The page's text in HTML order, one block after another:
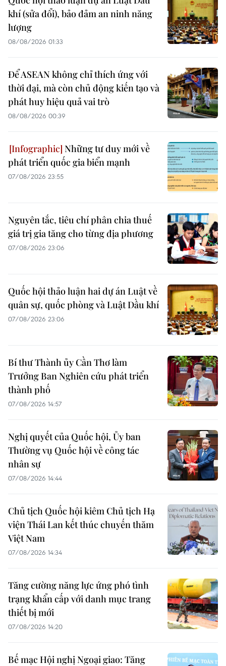
khí (sửa đổi), bảo đảm an ninh năng
lượng
08/08/2026 01:33
Để ASEAN không chỉ thích ứng với
thời đại, mà còn chủ động kiến tạo và
phát huy hiệu quả vai trò
08/08/2026 00:39
Những tư duy mới về
phát triển quốc gia biển mạnh
07/08/2026 23:55
Nguyên tắc, tiêu chí phân chia thuế
giá trị gia tăng cho từng địa phương
07/08/2026 23:06
Quốc hội thảo luận hai dự án Luật về
quân sự, quốc phòng và Luật Dầu khí
07/08/2026 23:06
Bí thư Thành ủy Cần Thơ làm
Trưởng Ban Nghiên cứu phát triển
thành phố
07/08/2026 14:57
Nghị quyết của Quốc hội, Ủy ban
Thường vụ Quốc hội về công tác
nhân sự
07/08/2026 14:44
Chủ tịch Quốc hội kiêm Chủ tịch Hạ
viện Thái Lan kết thúc chuyến thăm
Việt Nam
07/08/2026 14:34
Tăng cường năng lực ứng phó tình
trạng khẩn cấp với danh mục trang
thiết bị mới
07/08/2026 14:20
Bế mạc Hội nghị Ngoại giao: Tăng